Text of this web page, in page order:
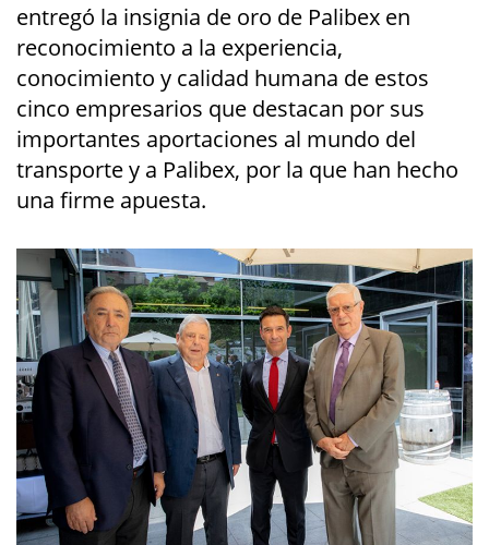
entregó la insignia de oro de Palibex en
reconocimiento a la experiencia,
conocimiento y calidad humana de estos
cinco empresarios que destacan por sus
importantes aportaciones al mundo del
transporte y a Palibex, por la que han hecho
una firme apuesta.